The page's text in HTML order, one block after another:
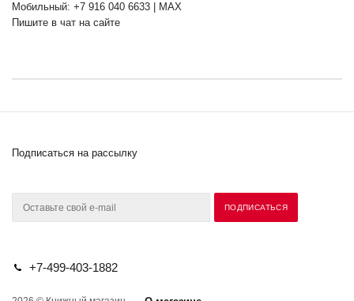
Мобильный: +7 916 040 6633 | MAX
Пишите в чат на сайте
Подписаться на рассылку
+7-499-403-1882